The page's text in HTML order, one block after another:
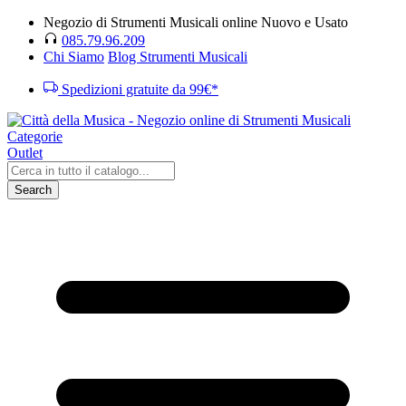
Negozio di Strumenti Musicali online Nuovo e Usato
085.79.96.209
Chi Siamo Blog Strumenti Musicali
Spedizioni gratuite da 99€*
Categorie
Outlet
Search